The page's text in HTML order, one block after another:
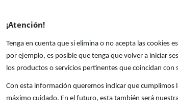
¡Atención!
Tenga en cuenta que si elimina o no acepta las cookies
por ejemplo, es posible que tenga que volver a iniciar
los productos o servicios pertinentes que coincidan con
Con esta información queremos indicar que cumplimos
máximo cuidado. En el futuro, esta también será